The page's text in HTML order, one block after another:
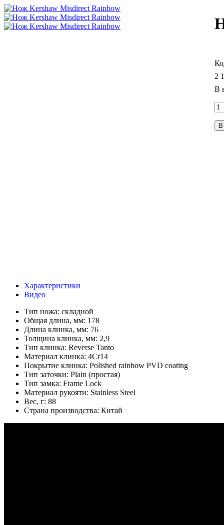
2
В
Характеристики
Видео
Тип ножа: складной
Общая длина, мм: 178
Длина клинка, мм: 76
Толщина клинка, мм: 2,9
Тип клинка: Reverse Tanto
Материал клинка: 4Cr14
Покрытие клинка: Polished rainbow PVD coating
Тип заточки: Plain (простая)
Тип замка: Frame Lock
Материал рукояти: Stainless Steel
Вес, г: 88
Страна производства: Китай